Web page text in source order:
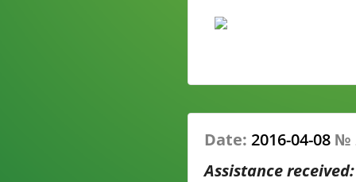
Date: 2016-04-08 №
Assistance